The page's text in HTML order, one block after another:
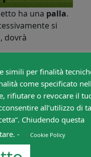
ha una palla.
si
dovrà
palloni o
terzetto, dovrà
simili per finalità
come specificato
rifiutare o revocare il
all’utilizzo di
Chiudendo questa
-
Cookie Policy